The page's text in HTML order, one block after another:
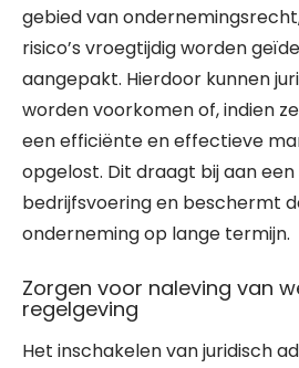
gebied van
risico’s vroegtijdig worden
aangepakt. Hierdoor kunnen
worden voorkomen of, indien
een efficiënte en effectieve
opgelost. Dit draagt bij aan
bedrijfsvoering en beschermt
onderneming op lange termijn.
Zorgen voor naleving van
regelgeving
Het inschakelen van juridisch